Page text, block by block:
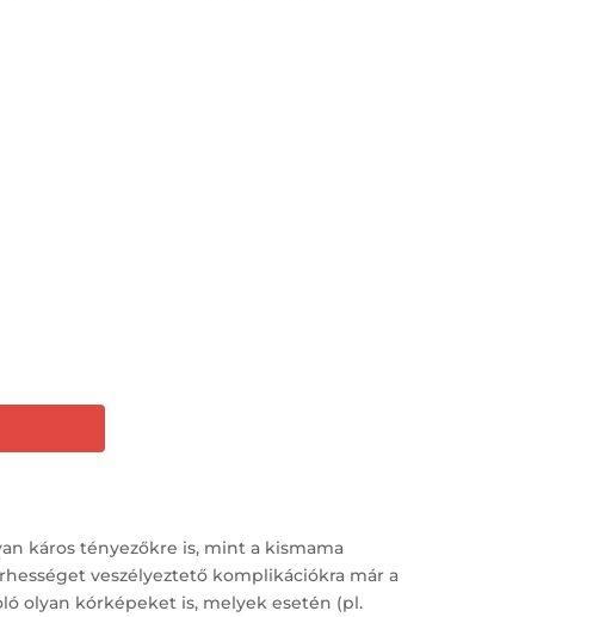
káros tényezőkre is, mint a kismama
veszélyeztető komplikációkra már a
olyan kórképeket is, melyek esetén (pl.